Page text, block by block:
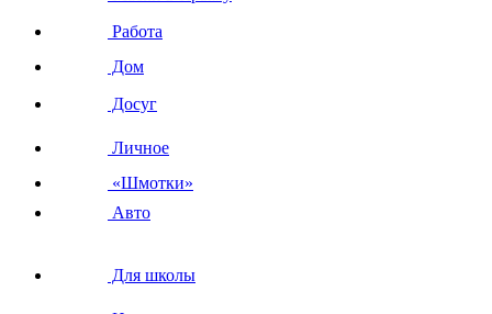
Работа
Дом
Досуг
Личное
«Шмотки»
Авто
Для школы